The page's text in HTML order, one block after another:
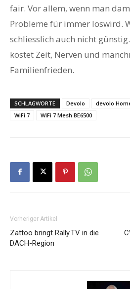
fair. Vor allem, wenn man
Probleme für immer loswird.
schliesslich auch nicht
kostet Zeit, Nerven und
Familienfrieden.
SCHLAGWORTE Devolo devolo
WiFi 7
WiFi 7 Mesh BE6500
Vorheriger Artikel
Zattoo bringt Rally.TV in die
DACH-Region